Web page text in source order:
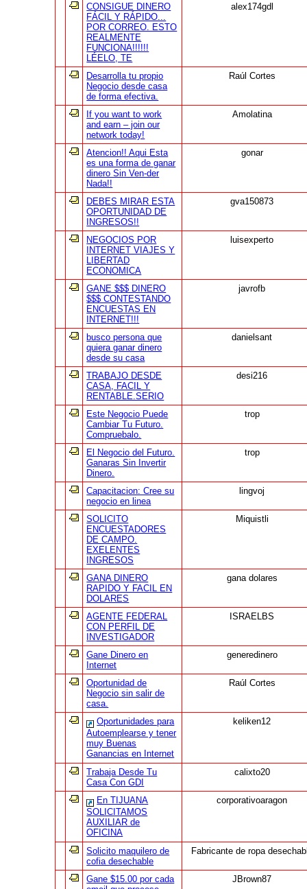
CONSIGUE DINERO
FÁCIL Y RÁPIDO...
POR CORREO. ESTO
REALMENTE
FUNCIONA!!!!!!
LÉELO, TE
alex174gdl
Desarrolla tu propio
Negocio desde casa
de forma efectiva.
Raúl Cortes
If you want to work
and earn – join our
network today!
Amolatina
Atencion!! Aqui Esta
es una forma de ganar
dinero Sin Ven-der
Nada!!
gonar
DEBES MIRAR ESTA
OPORTUNIDAD DE
INGRESOS!!
gva150873
NEGOCIOS POR
INTERNET VIAJES Y
LIBERTAD
ECONOMICA
luisexperto
GANE $$$ DINERO
$$$ CONTESTANDO
ENCUESTAS EN
INTERNET!!!
javrofb
busco persona que
quiera ganar dinero
desde su casa
danielsant
TRABAJO DESDE
CASA, FACIL Y
RENTABLE.SERIO
desi216
Este Negocio Puede
Cambiar Tu Futuro.
Compruebalo.
trop
El Negocio del Futuro.
Ganaras Sin Invertir
Dinero.
trop
Capacitacion: Cree su
negocio en linea
lingvoj
SOLICITO
ENCUESTADORES
DE CAMPO.
EXELENTES
INGRESOS
Miquistli
GANA DINERO
RAPIDO Y FACIL EN
DOLARES
gana dolares
AGENTE FEDERAL
CON PERFIL DE
INVESTIGADOR
ISRAELBS
Gane Dinero en
Internet
generedinero
Oportunidad de
Negocio sin salir de
casa.
Raúl Cortes
Oportunidades para
Autoemplearse y tener
muy Buenas
Ganancias en Internet
keliken12
Trabaja Desde Tu
Casa Con GDI
calixto20
En TIJUANA
SOLICITAMOS
AUXILIAR de
OFICINA
corporativoaragon
Solicito maquilero de
cofia desechable
Fabricante de ropa
Gane $15.00 por cada
JBrown87